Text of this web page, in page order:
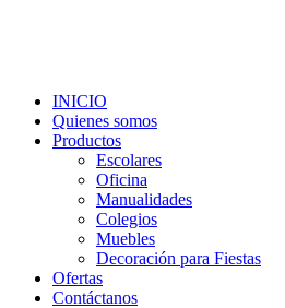
INICIO
Quienes somos
Productos
Escolares
Oficina
Manualidades
Colegios
Muebles
Decoración para Fiestas
Ofertas
Contáctanos